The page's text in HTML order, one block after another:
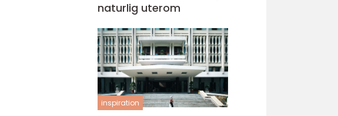
naturlig uterom
inspiration